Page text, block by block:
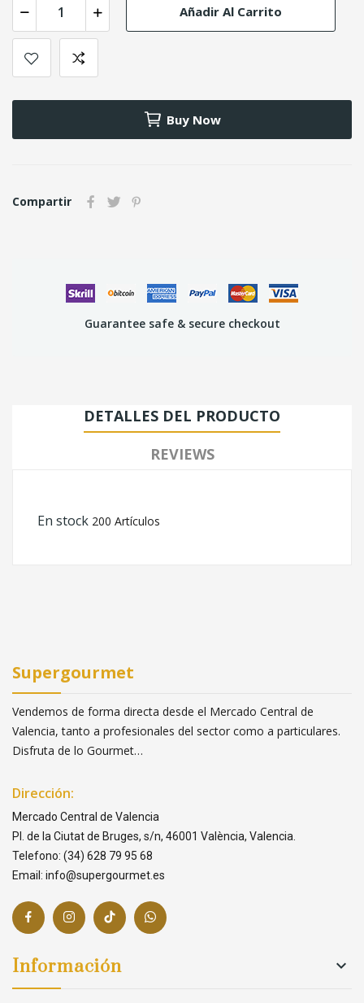
Añadir Al Carrito
Buy Now
Compartir
Guarantee safe & secure checkout
DETALLES DEL PRODUCTO
REVIEWS
En stock 200 Artículos
Supergourmet
Vendemos de forma directa desde el Mercado Central de
Valencia, tanto a profesionales del sector como a particulares.
Disfruta de lo Gourmet…
Dirección:
Mercado Central de Valencia
Pl. de la Ciutat de Bruges, s/n, 46001 València, Valencia.
Telefono: (34) 628 79 95 68
Email: info@supergourmet.es
Información 